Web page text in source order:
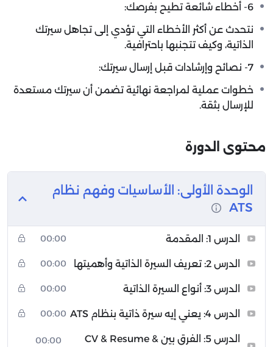
6- أخطاء شائعة تطيح بفرصك:
نتحدث عن أكثر الأخطاء التي تؤدي إلى تجاهل سيرتك
الذاتية، وكيف تتجنبها باحترافية.
7- نصائح وإرشادات قبل إرسال سيرتك:
خطوات عملية لمراجعة نهائية تضمن أن سيرتك مستعدة
للإرسال بثقة.
محتوى الدورة
الوحدة الأولى: الأساسيات وفهم نظام
ATS
الدرس 1: المقدمة 00:00
الدرس 2: تعريف السيرة الذاتية وأهميتها 00:00
الدرس 3: أنواع السيرة الذاتية 00:00
الدرس 4: يعني إيه سيرة ذاتية بنظام ATS 00:00
الدرس 5: الفرق بين CV & Resume & 00:00